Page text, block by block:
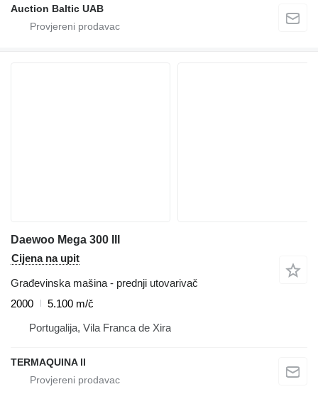
Auction Baltic UAB
Daewoo Mega 300 III
Cijena na upit
Građevinska mašina - prednji utovarivač
2000
5.100 m/č
Portugalija, Vila Franca de Xira
TERMAQUINA ll